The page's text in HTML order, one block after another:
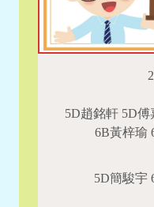
5D趙銘軒 5D
6B黃梓瑜
5D簡駿宇